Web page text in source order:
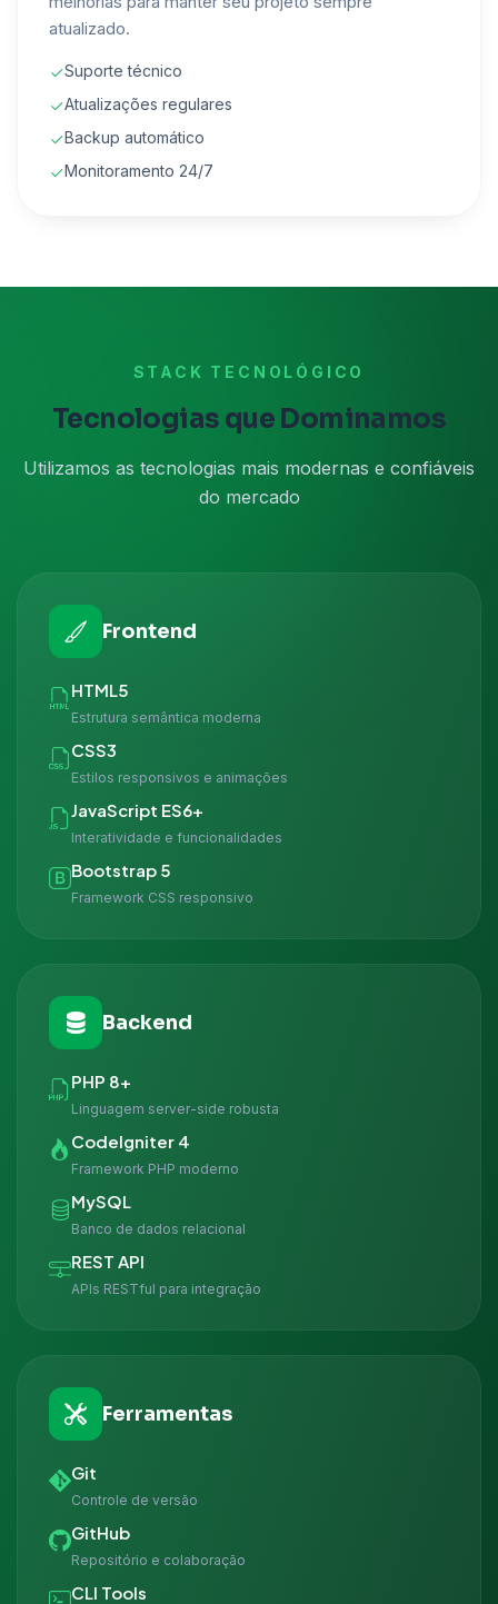
atualizado.
Suporte técnico
Atualizações regulares
Backup automático
Monitoramento 24/7
STACK TECNOLÓGICO
Tecnologias que Dominamos
Utilizamos as tecnologias mais modernas e confiáveis
do mercado
Frontend
HTML5
Estrutura semântica moderna
CSS3
Estilos responsivos e animações
JavaScript ES6+
Interatividade e funcionalidades
Bootstrap 5
Framework CSS responsivo
Backend
PHP 8+
Linguagem server-side robusta
CodeIgniter 4
Framework PHP moderno
MySQL
Banco de dados relacional
REST API
APIs RESTful para integração
Ferramentas
Git
Controle de versão
GitHub
Repositório e colaboração
CLI Tools